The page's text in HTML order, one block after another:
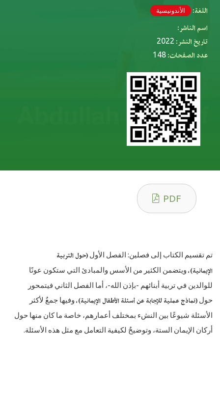
اللغة: الأندونيسية
اسم الناشر:
تاريخ النشر: 2022
عدد الصفحات: 148
PDF
تم تقسيم الكتاب إلى فصلين: الفصل الأول (حول التربية
الإيمانية)، ويتضمن الكثير من الأسس والمبادئ التي ستكون عونًا
للوالدين في تربية أبنائهم -بإذن الله-، أما الفصل الثاني فيتمحور
حول (نماذج عملية للإجابة عن أسئلة الأطفال الإيمانية)، وفيها جمعٌ لأكثر
الأسئلة شيوعًا بين النشء بمختلف أعمارهم، خاصة ما كان منها حول
أركان الإيمان الستة، وتوضيحٌ لكيفية التعامل مع مثل هذه الأسئلة.